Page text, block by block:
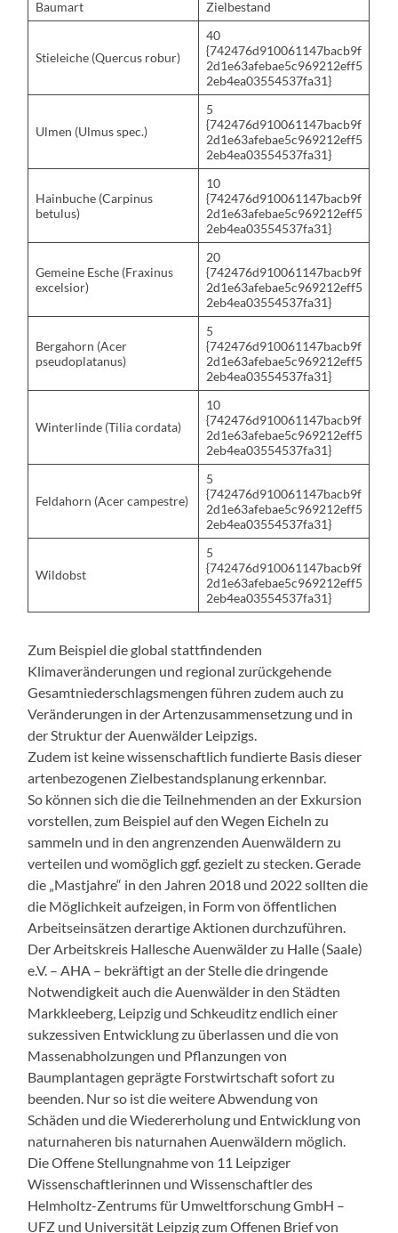
Baumart Zielbestand
Stieleiche (Quercus robur)
40
{742476d910061147bacb9f
2d1e63afebae5c969212eff5
2eb4ea03554537fa31}
Ulmen (Ulmus spec.)
5
{742476d910061147bacb9f
2d1e63afebae5c969212eff5
2eb4ea03554537fa31}
Hainbuche (Carpinus
betulus)
10
{742476d910061147bacb9f
2d1e63afebae5c969212eff5
2eb4ea03554537fa31}
Gemeine Esche (Fraxinus
excelsior)
20
{742476d910061147bacb9f
2d1e63afebae5c969212eff5
2eb4ea03554537fa31}
Bergahorn (Acer
pseudoplatanus)
5
{742476d910061147bacb9f
2d1e63afebae5c969212eff5
2eb4ea03554537fa31}
Winterlinde (Tilia cordata)
10
{742476d910061147bacb9f
2d1e63afebae5c969212eff5
2eb4ea03554537fa31}
Feldahorn (Acer campestre)
5
{742476d910061147bacb9f
2d1e63afebae5c969212eff5
2eb4ea03554537fa31}
Wildobst
5
{742476d910061147bacb9f
2d1e63afebae5c969212eff5
2eb4ea03554537fa31}
Zum Beispiel die global stattfindenden
Klimaveränderungen und regional zurückgehende
Gesamtniederschlagsmengen führen zudem auch zu
Veränderungen in der Artenzusammensetzung und in
der Struktur der Auenwälder Leipzigs.
Zudem ist keine wissenschaftlich fundierte Basis dieser
artenbezogenen Zielbestandsplanung erkennbar.
So können sich die die Teilnehmenden an der Exkursion
vorstellen, zum Beispiel auf den Wegen Eicheln zu
sammeln und in den angrenzenden Auenwäldern zu
verteilen und womöglich ggf. gezielt zu stecken. Gerade
die „Mastjahre“ in den Jahren 2018 und 2022 sollten die
die Möglichkeit aufzeigen, in Form von öffentlichen
Arbeitseinsätzen derartige Aktionen durchzuführen.
Der Arbeitskreis Hallesche Auenwälder zu Halle (Saale)
e.V. – AHA – bekräftigt an der Stelle die dringende
Notwendigkeit auch die Auenwälder in den Städten
Markkleeberg, Leipzig und Schkeuditz endlich einer
sukzessiven Entwicklung zu überlassen und die von
Massenabholzungen und Pflanzungen von
Baumplantagen geprägte Forstwirtschaft sofort zu
beenden. Nur so ist die weitere Abwendung von
Schäden und die Wiedererholung und Entwicklung von
naturnaheren bis naturnahen Auenwäldern möglich.
Die Offene Stellungnahme von 11 Leipziger
Wissenschaftlerinnen und Wissenschaftler des
Helmholtz-Zentrums für Umweltforschung GmbH –
UFZ und Universität Leipzig zum Offenen Brief von